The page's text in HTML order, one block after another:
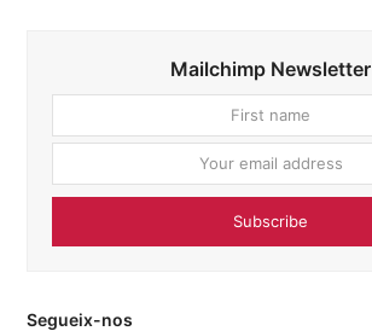
Mailchimp Newsletter
name
Subscribe
Segueix-nos